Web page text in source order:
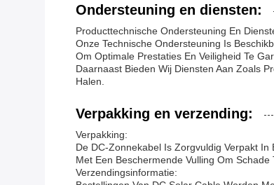
Ondersteuning en diensten:
Producttechnische Ondersteuning En
Onze Technische Ondersteuning Is
Om Optimale Prestaties En Veiligheid Te
Daarnaast Bieden Wij Diensten Aan Zoals
Halen.
Verpakking en verzending:
Verpakking:
De DC-Zonnekabel Is Zorgvuldig Verpakt
Met Een Beschermende Vulling Om Schade
Verzendingsinformatie: